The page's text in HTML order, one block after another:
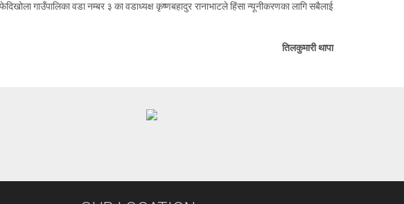
गाउँपालिका वडा नम्बर ३ का वडाध्यक्ष कृष्णबहादुर रानाभाटले हिंसा न्यूनीकरणका लागि सबैलाई
तिलकुमारी थापा